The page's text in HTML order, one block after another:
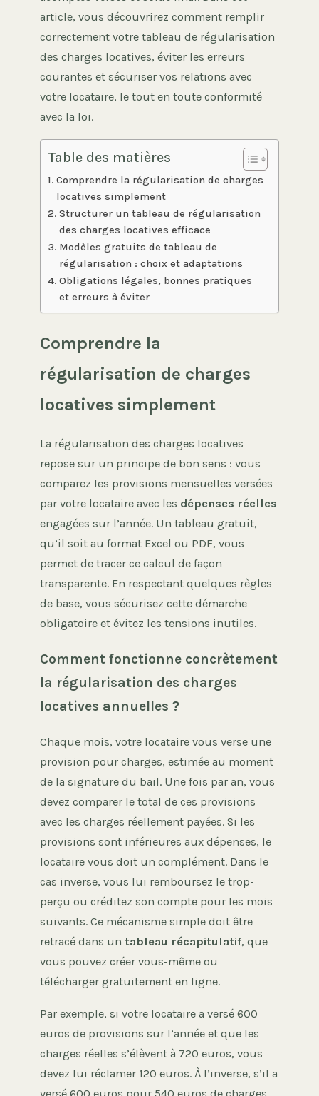
article, vous découvrirez comment remplir
correctement votre tableau de régularisation
des charges locatives, éviter les erreurs
courantes et sécuriser vos relations avec
votre locataire, le tout en toute conformité
avec la loi.
Table des matières
Comprendre la régularisation de charges
locatives simplement
Structurer un tableau de régularisation
des charges locatives efficace
Modèles gratuits de tableau de
régularisation : choix et adaptations
Obligations légales, bonnes pratiques
et erreurs à éviter
Comprendre la
régularisation de charges
locatives simplement
La régularisation des charges locatives
repose sur un principe de bon sens : vous
comparez les provisions mensuelles versées
par votre locataire avec les dépenses réelles
engagées sur l’année. Un tableau gratuit,
qu’il soit au format Excel ou PDF, vous
permet de tracer ce calcul de façon
transparente. En respectant quelques règles
de base, vous sécurisez cette démarche
obligatoire et évitez les tensions inutiles.
Comment fonctionne concrètement
la régularisation des charges
locatives annuelles ?
Chaque mois, votre locataire vous verse une
provision pour charges, estimée au moment
de la signature du bail. Une fois par an, vous
devez comparer le total de ces provisions
avec les charges réellement payées. Si les
provisions sont inférieures aux dépenses, le
locataire vous doit un complément. Dans le
cas inverse, vous lui remboursez le trop-
perçu ou créditez son compte pour les mois
suivants. Ce mécanisme simple doit être
retracé dans un tableau récapitulatif, que
vous pouvez créer vous-même ou
télécharger gratuitement en ligne.
Par exemple, si votre locataire a versé 600
euros de provisions sur l’année et que les
charges réelles s’élèvent à 720 euros, vous
devez lui réclamer 120 euros. À l’inverse, s’il a